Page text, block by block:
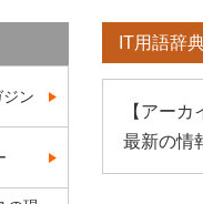
IT用語辞
【アー
最新の情
ン